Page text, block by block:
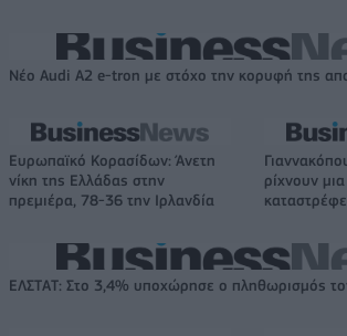
Νέο Audi A2 e-tron με στόχο την κορυφή της
Ευρωπαϊκό Κορασίδων: Άνετη
νίκη της Ελλάδας στην
πρεμιέρα, 78-36 την Ιρλανδία
ρίχνουν
ΕΛΣΤΑΤ: Στο 3,4% υποχώρησε ο πληθωρισμός